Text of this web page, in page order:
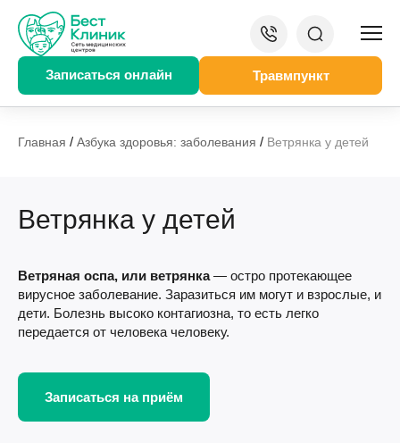
Записаться онлайн Травмпункт
Главная / Азбука здоровья: заболевания / Ветрянка у детей
Ветрянка у детей
Ветряная оспа, или ветрянка— остро протекающее
вирусное заболевание. Заразиться им могут и взрослые, и
дети. Болезнь высоко контагиозна, то есть легко
передается от человека человеку.
Записаться на приём